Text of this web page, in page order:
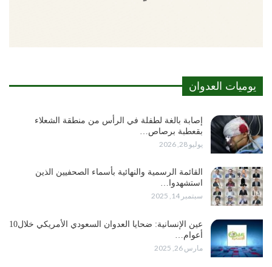
يوميات العدوان
إصابة بالغة لطفلة في الرأس من منطقة الشعلاء
بقعطبة برصاص…
يوليو 28, 2026
القائمة الرسمية والنهائية بأسماء الصحفيين الذين
استشهدوا…
سبتمبر 14, 2025
عين الإنسانية: ضحايا العدوان السعودي الأمريكي خلال10
أعوام…
مارس 26, 2025